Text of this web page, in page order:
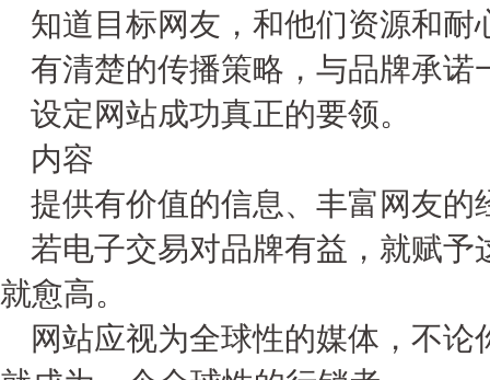
知道目标网友，和他们资源和耐
有清楚的传播策略，与品牌承诺
设定网站成功真正的要领。
内容
提供有价值的信息、丰富网友的
若电子交易对品牌有益，就赋予
就愈高。
网站应视为全球性的媒体，不论